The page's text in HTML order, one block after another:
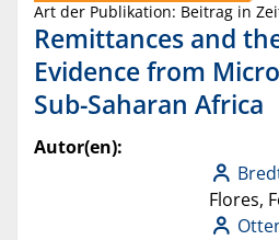
Art der Publikation: Beitrag in
Remittances and
Evidence from
Sub-Saharan Africa
Autor(en):
Flores,